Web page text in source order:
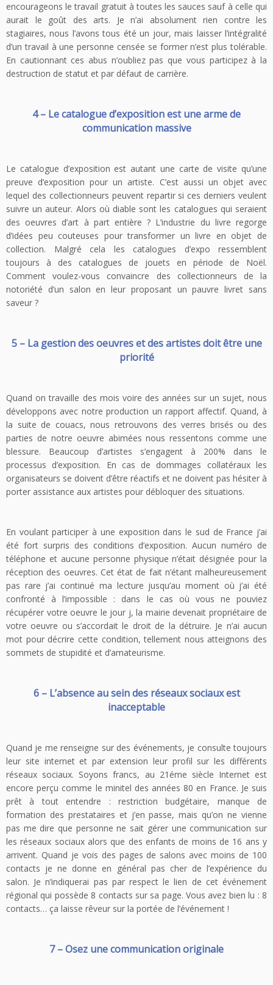
encourageons le travail gratuit à toutes les sauces sauf à celle qui
aurait le goût des arts. Je n’ai absolument rien contre les
stagiaires, nous l’avons tous été un jour, mais laisser l’intégralité
d’un travail à une personne censée se former n’est plus tolérable.
En cautionnant ces abus n’oubliez pas que vous participez à la
destruction de statut et par défaut de carrière.
4 – Le catalogue d’exposition est une arme de
communication massive
Le catalogue d’exposition est autant une carte de visite qu’une
preuve d’exposition pour un artiste. C’est aussi un objet avec
lequel des collectionneurs peuvent repartir si ces derniers veulent
suivre un auteur. Alors où diable sont les catalogues qui seraient
des oeuvres d’art à part entière ? L’industrie du livre regorge
d’idées peu couteuses pour transformer un livre en objet de
collection. Malgré cela les catalogues d’expo ressemblent
toujours à des catalogues de jouets en période de Noël.
Comment voulez-vous convaincre des collectionneurs de la
notoriété d’un salon en leur proposant un pauvre livret sans
saveur ?
5 – La gestion des oeuvres et des artistes doit être une
priorité
Quand on travaille des mois voire des années sur un sujet, nous
développons avec notre production un rapport affectif. Quand, à
la suite de couacs, nous retrouvons des verres brisés ou des
parties de notre oeuvre abimées nous ressentons comme une
blessure. Beaucoup d’artistes s’engagent à 200% dans le
processus d’exposition. En cas de dommages collatéraux les
organisateurs se doivent d’être réactifs et ne doivent pas hésiter à
porter assistance aux artistes pour débloquer des situations.
En voulant participer à une exposition dans le sud de France j’ai
été fort surpris des conditions d’exposition. Aucun numéro de
téléphone et aucune personne physique n’était désignée pour la
réception des oeuvres. Cet état de fait n’étant malheureusement
pas rare j’ai continué ma lecture jusqu’au moment où j’ai été
confronté à l’impossible : dans le cas où vous ne pouviez
récupérer votre oeuvre le jour j, la mairie devenait propriétaire de
votre oeuvre ou s’accordait le droit de la détruire. Je n’ai aucun
mot pour décrire cette condition, tellement nous atteignons des
sommets de stupidité et d’amateurisme.
6 – L’absence au sein des réseaux sociaux est
inacceptable
Quand je me renseigne sur des événements, je consulte toujours
leur site internet et par extension leur profil sur les différents
réseaux sociaux. Soyons francs, au 21éme siècle Internet est
encore perçu comme le minitel des années 80 en France. Je suis
prêt à tout entendre : restriction budgétaire, manque de
formation des prestataires et j’en passe, mais qu’on ne vienne
pas me dire que personne ne sait gérer une communication sur
les réseaux sociaux alors que des enfants de moins de 16 ans y
arrivent. Quand je vois des pages de salons avec moins de 100
contacts je ne donne en général pas cher de l’expérience du
salon. Je n’indiquerai pas par respect le lien de cet événement
régional qui possède 8 contacts sur sa page. Vous avez bien lu : 8
contacts… ça laisse rêveur sur la portée de l’événement !
7 – Osez une communication originale